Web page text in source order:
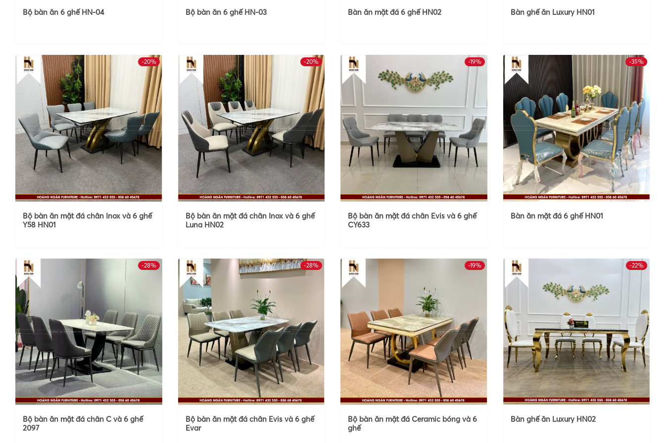
Bộ bàn ăn 6 ghế HN-04 Bộ bàn ăn 6 ghế HN-03 Bàn ăn mặt đá 6 ghế HN02 Bàn ghế ăn Luxury HN01
-20%
Bộ bàn ăn mặt đá chân Inox và 6 ghế
Y58 HN01
-20%
Bộ bàn ăn mặt đá chân Inox và 6 ghế
Luna HN02
-19%
Bộ bàn ăn mặt đá chân Evis và 6 ghế
CY633
-35%
HOT
Bàn ăn mặt đá 6 ghế HN01
-28%
Bộ bàn ăn mặt đá chân C và 6 ghế
2097
-28%
Bộ bàn ăn mặt đá chân Evis và 6 ghế
Evar
-19%
Bộ bàn ăn mặt đá Ceramic bóng và 6
ghế
-22%
HOT
Bàn ghế ăn Luxury HN02